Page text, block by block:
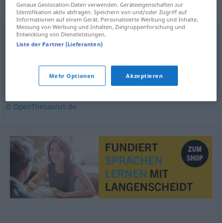
Synonyme für "zerstückeln"
spalten,durchschneiden,zersplittern
,hacken,zerhacken,zerkleinern
© OpenThesaurus.de
Genaue Geolocation-Daten verwenden. Geräteeigenschaften zur
Identifikation aktiv abfragen. Speichern von und/oder Zugriff auf
Informationen auf einem Gerät. Personalisierte Werbung und Inhalte,
Messung von Werbung und Inhalten, Zielgruppenforschung und
Entwicklung von Dienstleistungen.
Liste der Partner (Lieferanten)
Mehr Optionen Akzeptieren